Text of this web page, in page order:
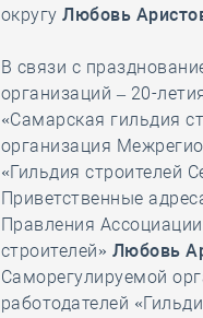
округуЛюбовь
В связи с
организаций – 20-
«Самарская гильдия
организация
«Гильдия строителей
Приветственные
Правления
строителей» Любовь
Саморегулируемой
работодателей